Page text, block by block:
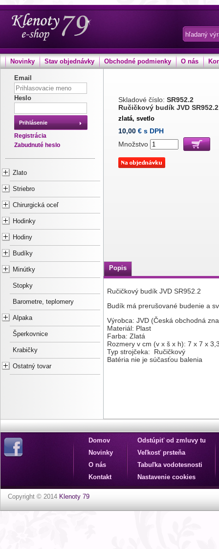
Novinky Stav objednávky Obchodné podmienky O nás
Email
Heslo
Prihlásenie
Registrácia
Zabudnuté heslo
Zlato
Striebro
Chirurgická oceľ
Hodinky
Hodiny
Budíky
Minútky
Stopky
Barometre, teplomery
Alpaka
Šperkovnice
Krabičky
Ostatný tovar
Skladové číslo: SR952.2
Ručičkový budík JVD SR952.2
zlatá, svetlo
10,00 € s DPH
Množstvo
Popis
Ručičkový budík JVD SR952.2
Budík má prerušované budenie a
Výrobca: JVD (Česká obchodná
Materiál: Plast
Farba: Zlatá
Rozmery v cm (v x š x h): 7 x 7 x
Typ strojčeka: Ručičkový
Batéria nie je súčasťou balenia
Domov
Novinky
O nás
Kontakt
Odstúpiť od zmluvy tu
Veľkosť prsteňa
Tabuľka vodotesnosti
Nastavenie cookies
Copyright © 2014 Klenoty 79